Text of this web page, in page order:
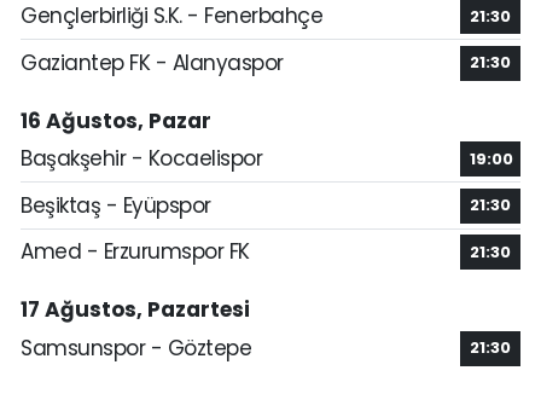
Gençlerbirliği S.K. - Fenerbahçe 21:30
Gaziantep FK - Alanyaspor 21:30
16 Ağustos, Pazar
Başakşehir - Kocaelispor
19:00
Beşiktaş - Eyüpspor 21:30
Amed - Erzurumspor FK 21:30
17 Ağustos, Pazartesi
Samsunspor - Göztepe
21:30